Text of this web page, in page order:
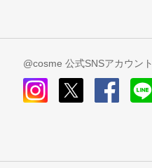
@cosme 公式SNSアカウント